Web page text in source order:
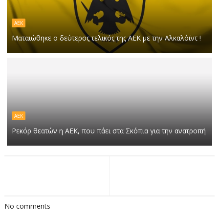
ΑΕΚ
Ματαιώθηκε ο δεύτερος τελικός της ΑΕΚ με την Αλκαλόϊντ !
ΑΕΚ
Ρεκόρ θεατών η ΑΕΚ, που πάει στα Σκόπια για την ανατροπή
No comments